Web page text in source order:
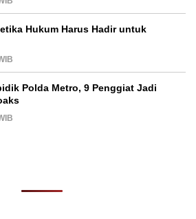
Hukum Harus Hadir untuk
Polda Metro, 9 Penggiat Jadi